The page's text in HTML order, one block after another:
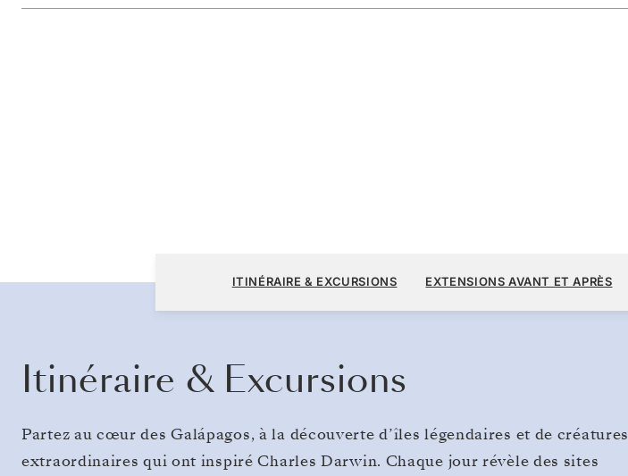
San Cristóbal, Galápagos à San Cristóbal,
7 JOURS
ITINÉRAIRE & EXCURSIONS EXTENSIONS AVANT ET APRÈS
Itinéraire & Excursions
Partez au cœur des Galápagos, à la découverte d’îles légendaires et de créatures
extraordinaires qui ont inspiré Charles Darwin. Chaque jour révèle des sites